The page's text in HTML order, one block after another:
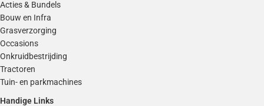
Acties & Bundels
Bouw en Infra
Grasverzorging
Occasions
Onkruidbestrijding
Tractoren
Tuin- en parkmachines
Handige Links